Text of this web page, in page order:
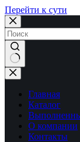
Перейти к сути
Ничего
не
найденоГлавная
Каталог
О компании
Контакты